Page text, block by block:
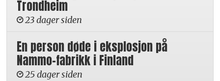
Trondheim
23 dager siden
En person døde i eksplosjon på
Nammo-fabrikk i Finland
25 dager siden